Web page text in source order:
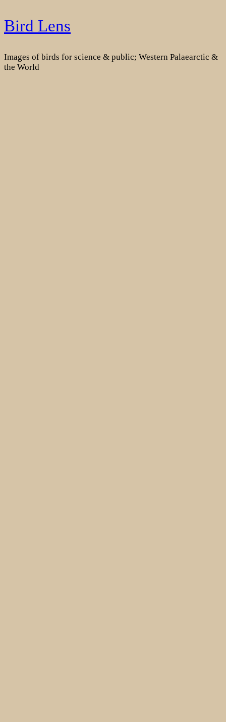
Skip
to
Bird Lens
Images of birds for science & public; Western Palaearctic &
the World